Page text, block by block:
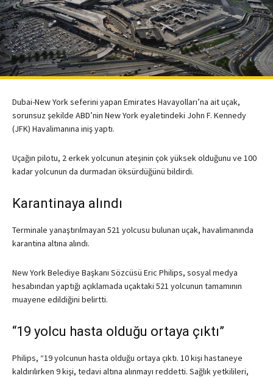
Dubai-New York seferini yapan Emirates Havayolları’na ait uçak,
sorunsuz şekilde ABD’nin New York eyaletindeki John F. Kennedy
(JFK) Havalimanına iniş yaptı.
Uçağın pilotu, 2 erkek yolcunun ateşinin çok yüksek olduğunu ve 100
kadar yolcunun da durmadan öksürdüğünü bildirdi.
Karantinaya alındı
Terminale yanaştırılmayan 521 yolcusu bulunan uçak, havalimanında
karantina altına alındı.
New York Belediye Başkanı Sözcüsü Eric Philips, sosyal medya
hesabından yaptığı açıklamada uçaktaki 521 yolcunun tamamının
muayene edildiğini belirtti.
“19 yolcu hasta olduğu ortaya çıktı”
Philips, “19 yolcunun hasta olduğu ortaya çıktı. 10 kişi hastaneye
kaldırılırken 9 kişi, tedavi altına alınmayı reddetti. Sağlık yetkilileri,